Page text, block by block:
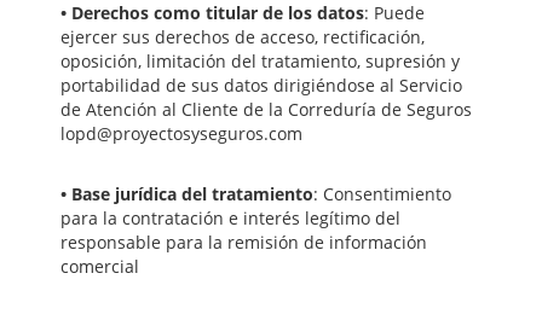
• Derechos como titular de los datos: Puede
ejercer sus derechos de acceso, rectificación,
oposición, limitación del tratamiento, supresión y
portabilidad de sus datos dirigiéndose al Servicio
de Atención al Cliente de la Correduría de Seguros
lopd@proyectosyseguros.com
• Base jurídica del tratamiento: Consentimiento
para la contratación e interés legítimo del
responsable para la remisión de información
comercial